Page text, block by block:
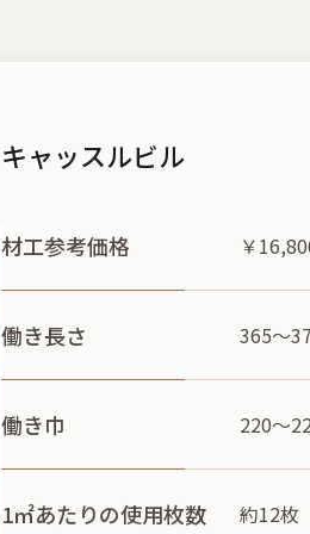
キャッスルビル
材工参考価格 ￥
働き長さ 365～
働き巾 220～
1㎡あたりの使用枚数 約12枚